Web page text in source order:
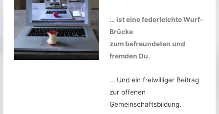
… ist eine federleichte Wurf-
Brücke
zum befreundeten und
fremden Du.
… Und ein freiwilliger Beitrag
zur offenen
Gemeinschaftsbildung.